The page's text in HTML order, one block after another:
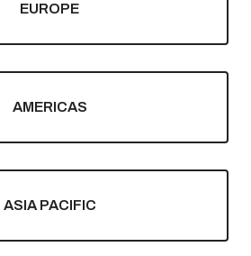
EUROPE
AMERICAS
ASIA PACIFIC